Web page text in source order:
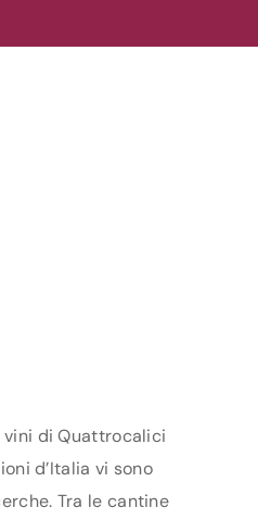
vini di Quattrocalici
d’Italia vi sono
Tra le cantine